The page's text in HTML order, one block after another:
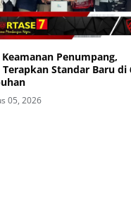
Penumpang,
Terapkan Standar Baru di
05, 2026